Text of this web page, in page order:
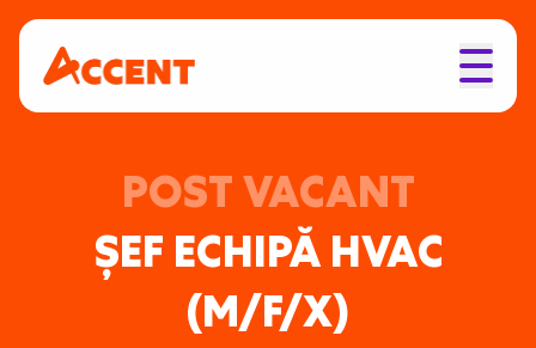
POST VACANT
ȘEF ECHIPĂ HVAC
(M/F/X)